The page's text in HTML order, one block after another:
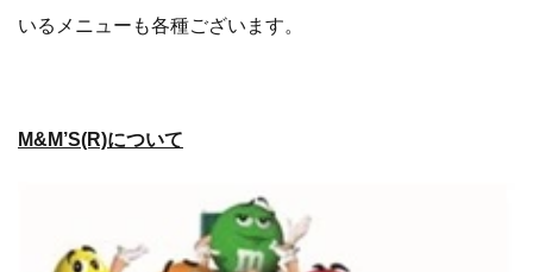
いるメニューも各種ございます。
M&M’S(R)について